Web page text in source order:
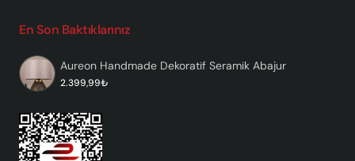
En Son Baktıklarınız
Aureon Handmade Dekoratif Seramik Abajur
2.399,99₺